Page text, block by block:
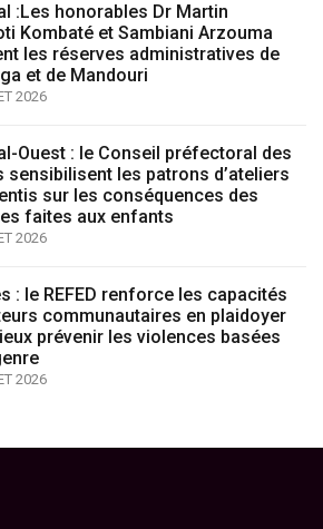
:Les honorables Dr Martin
Kombaté et Sambiani Arzouma
les réserves administratives de
et de Mandouri
2026
Ouest : le Conseil préfectoral des
sensibilisent les patrons d’ateliers
sur les conséquences des
faites aux enfants
2026
: le REFED renforce les capacités
communautaires en plaidoyer
prévenir les violences basées
2026